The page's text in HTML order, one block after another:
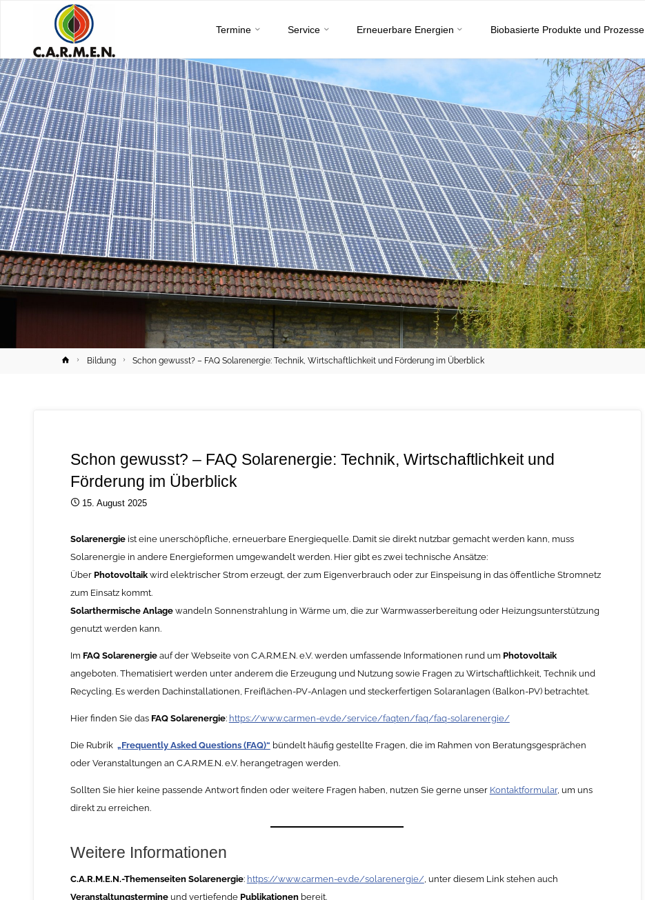
content
Termine Service Erneuerbare Energien Biobasierte Produkte und Prozesse
HomeBildung Schon gewusst? – FAQ Solarenergie: Technik, Wirtschaftlichkeit und Förderung im Überblick
Schon gewusst? – FAQ Solarenergie: Technik, Wirtschaftlichkeit und
Förderung im Überblick
15. August 2025
Solarenergieist eine unerschöpfliche, erneuerbare Energiequelle. Damit sie direkt nutzbar gemacht werden kann, muss
Solarenergie in andere Energieformen umgewandelt werden. Hier gibt es zwei technische Ansätze:
Über Photovoltaikwird elektrischer Strom erzeugt, der zum Eigenverbrauch oder zur Einspeisung in das öffentliche Stromnetz
zum Einsatz kommt.
Solarthermische Anlagewandeln Sonnenstrahlung in Wärme um, die zur Warmwasserbereitung oder Heizungsunterstützung
genutzt werden kann.
Im FAQ Solarenergieauf der Webseite von C.A.R.M.E.N. e.V. werden umfassende Informationen rund um Photovoltaik
angeboten. Thematisiert werden unter anderem die Erzeugung und Nutzung sowie Fragen zu Wirtschaftlichkeit, Technik und
Recycling. Es werden Dachinstallationen, Freiflächen-PV-Anlagen und steckerfertigen Solaranlagen (Balkon-PV) betrachtet.
Hier finden Sie das FAQ Solarenergie: https://www.carmen-ev.de/service/faqten/faq/faq-solarenergie/
Die Rubrik „Frequently Asked Questions (FAQ)“ bündelt häufig gestellte Fragen, die im Rahmen von Beratungsgesprächen
oder Veranstaltungen an C.A.R.M.E.N. e.V. herangetragen werden.
Sollten Sie hier keine passende Antwort finden oder weitere Fragen haben, nutzen Sie gerne unser Kontaktformular, um uns
direkt zu erreichen.
Weitere Informationen
C.A.R.M.E.N.-Themenseiten Solarenergie: https://www.carmen-ev.de/solarenergie/, unter diesem Link stehen auch
Veranstaltungstermineund vertiefende Publikationenbereit.